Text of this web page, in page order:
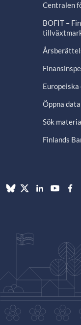
Centralen
BOFIT –
Öppna
Sök
Finlands